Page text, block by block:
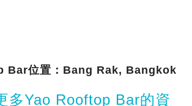
Bar位置：Bang Rak, Bangkok
多Yao Rooftop Bar的資